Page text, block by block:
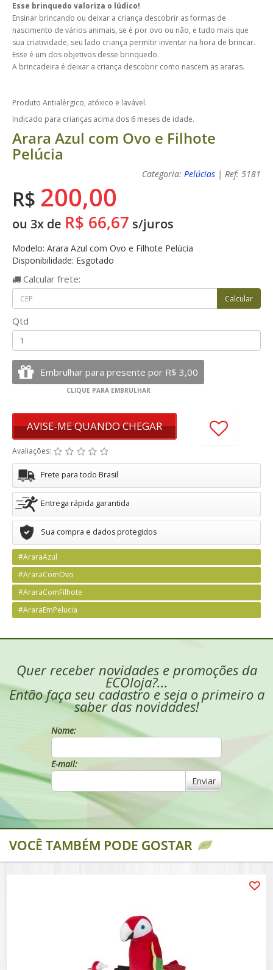
Esse brinquedo valoriza o lúdico!
Ensinar brincando ou deixar a criança descobrir as formas de
nascimento de vários animais, se é por ovo ou não, e tudo mais que
sua criatividade, seu lado criança permitir inventar na hora de brincar.
Esse é um dos objetivos desse brinquedo.
A brincadeira é deixar a criança descobrir como nascem as araras.
Produto Antialérgico, atóxico e lavável.
Indicado para crianças acima dos 6 meses de idade.
Arara Azul com Ovo e Filhote
Pelúcia
Categoria: Pelúcias | Ref: 5181
R$ 200,00
ou 3x de R$ 66,67 s/juros
Modelo: Arara Azul com Ovo e Filhote Pelúcia
Disponibilidade: Esgotado
Calcular frete:
Qtd
AVISE-ME QUANDO CHEGAR
Avaliações:
Frete para todo Brasil
Entrega rápida garantida
Sua compra e dados protegidos
#AraraAzul
#AraraComOvo
#AraraComFilhote
#AraraEmPelucia
Quer receber novidades e promoções da
ECOloja?...
Então faça seu cadastro e seja o primeiro a
saber das novidades!
Nome:
E-mail:
Enviar
VOCÊ TAMBÉM PODE GOSTAR